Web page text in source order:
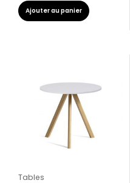
Ajouter au panier
Tables